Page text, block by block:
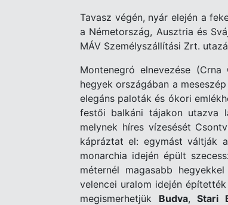
Tavasz végén, nyár elején a
a Németország, Ausztria és
MÁV Személyszállítási Zrt.
Montenegró elnevezése
hegyek országában a
elegáns paloták és ókori
festői balkáni tájakon utazva
melynek híres vízesését
kápráztat el: egymást váltják
monarchia idején épült
méternél magasabb
velencei uralom idején
megismerhetjük Budva, Stari